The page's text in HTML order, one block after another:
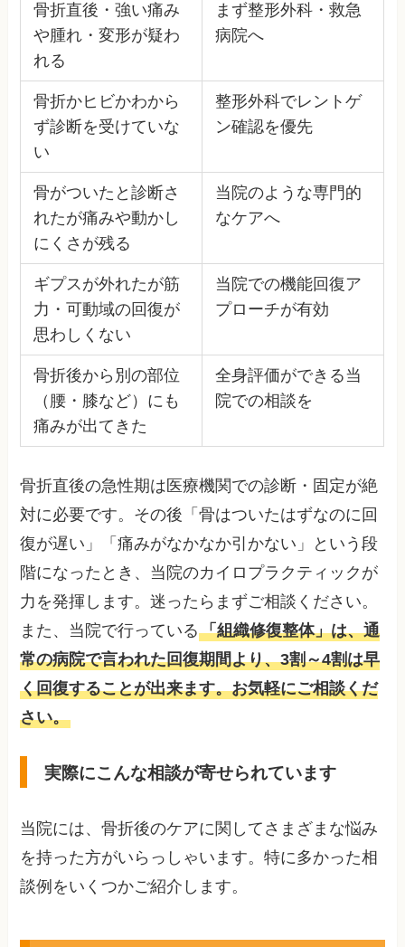
骨折直後・強い痛み
や腫れ・変形が疑わ
れる
まず整形外科・救急
病院へ
骨折かヒビかわから
ず診断を受けていな
い
整形外科でレントゲ
ン確認を優先
骨がついたと診断さ
れたが痛みや動かし
にくさが残る
当院のような専門的
なケアへ
ギプスが外れたが筋
力・可動域の回復が
思わしくない
当院での機能回復ア
プローチが有効
骨折後から別の部位
（腰・膝など）にも
痛みが出てきた
全身評価ができる当
院での相談を
骨折直後の急性期は医療機関での診断・固定が絶
対に必要です。その後「骨はついたはずなのに回
復が遅い」「痛みがなかなか引かない」という段
階になったとき、当院のカイロプラクティックが
力を発揮します。迷ったらまずご相談ください。
また、当院で行っている「組織修復整体」は、通
常の病院で言われた回復期間より、3割～4割は早
く回復することが出来ます。お気軽にご相談くだ
さい。
実際にこんな相談が寄せられています
当院には、骨折後のケアに関してさまざまな悩み
を持った方がいらっしゃいます。特に多かった相
談例をいくつかご紹介します。